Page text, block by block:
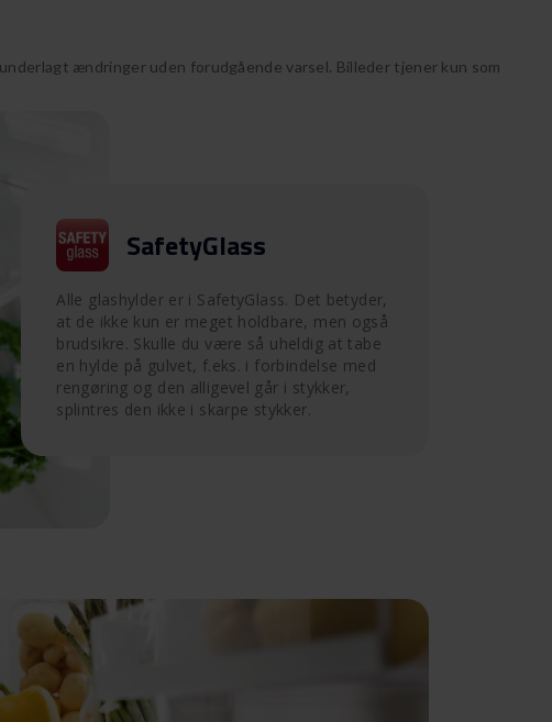
ændringer uden forudgående varsel. Billeder tjener kun som
SafetyGlass
Alle glashylder er i SafetyGlass. Det betyder,
at de ikke kun er meget holdbare, men også
brudsikre. Skulle du være så uheldig at tabe
en hylde på gulvet, f.eks. i forbindelse med
rengøring og den alligevel går i stykker,
splintres den ikke i skarpe stykker.